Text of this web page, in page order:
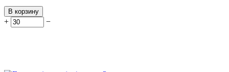
В корзину
+ −